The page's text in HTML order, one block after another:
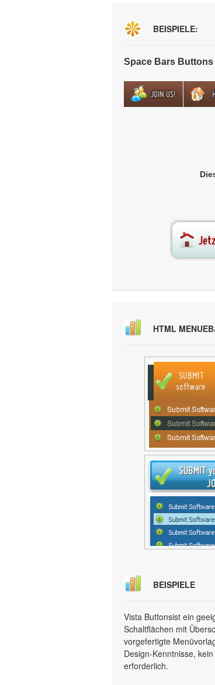
BEISPIELE:
Space Bars Buttons
HTML
BEISPIELE
Vista Buttonsist ein
Schaltflächen mit
vorgefertigte
Design-Kenntnisse,
erforderlich.